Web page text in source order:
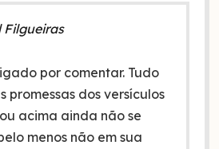
Filgueiras
por comentar. Tudo
promessas dos versículos
acima ainda não se
menos não em sua